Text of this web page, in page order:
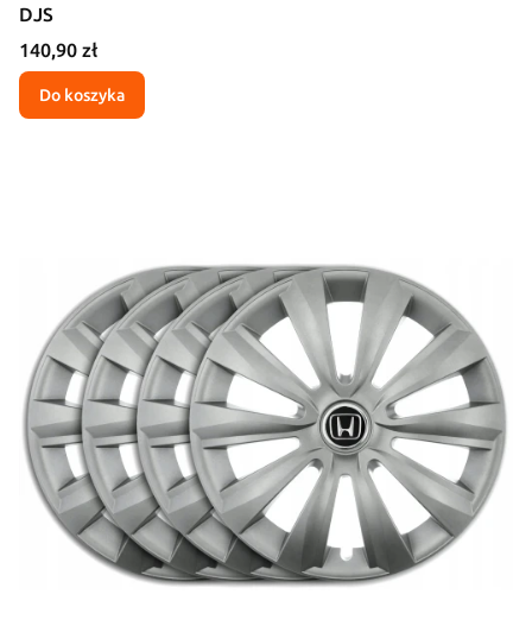
DJS
Cena
140,90 zł
Do koszyka